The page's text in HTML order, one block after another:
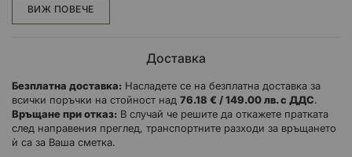
Система за микрорегулиране на затварянето за перфектно
прилягане по мярка
плътно прилепване
Найлонова вложка в подметката за увеличаване на
здравината на подметката и подобряване на ефективността
при каране
Подметка O'Neal Honey Rubber®
ВИЖ ПОВЕЧЕ
Доставка
Безплатна доставка: Насладете се на безплатна доставка за
всички поръчки на стойност над 76.18 € / 149.00 лв. с ДДС.
Връщане при отказ: В случай че решите да откажете пратката
след направения преглед, транспортните разходи за връщането
ѝ са за Ваша сметка.